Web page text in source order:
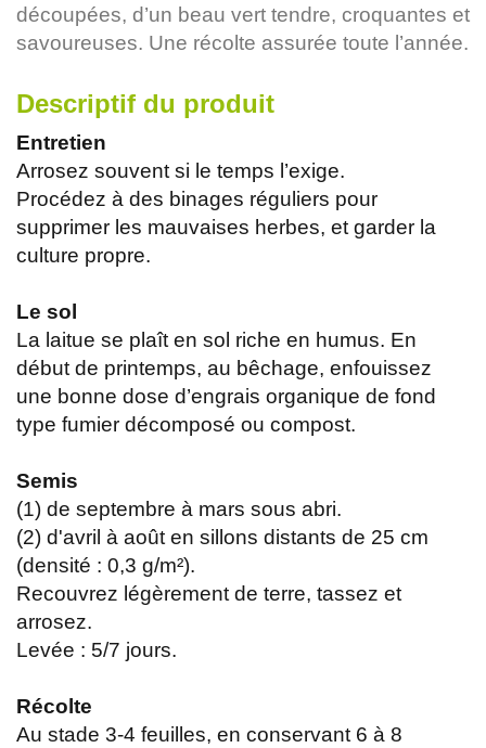
découpées, d’un beau vert tendre, croquantes et
savoureuses. Une récolte assurée toute l’année.
Descriptif du produit
Entretien
Arrosez souvent si le temps l’exige.
Procédez à des binages réguliers pour
supprimer les mauvaises herbes, et garder la
culture propre.
Le sol
La laitue se plaît en sol riche en humus. En
début de printemps, au bêchage, enfouissez
une bonne dose d’engrais organique de fond
type fumier décomposé ou compost.
Semis
(1) de septembre à mars sous abri.
(2) d'avril à août en sillons distants de 25 cm
(densité : 0,3 g/m²).
Recouvrez légèrement de terre, tassez et
arrosez.
Levée : 5/7 jours.
Récolte
Au stade 3-4 feuilles, en conservant 6 à 8